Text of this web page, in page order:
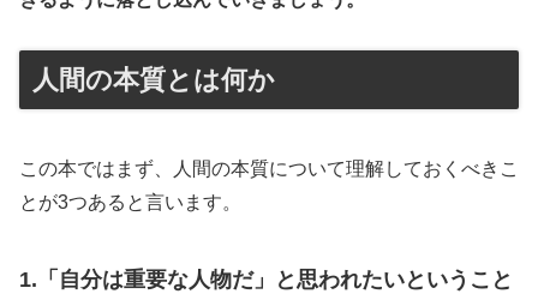
人間の本質とは何か
この本ではまず、人間の本質について理解しておくべきこ
とが3つあると言います。
1.「自分は重要な人物だ」と思われたいということ